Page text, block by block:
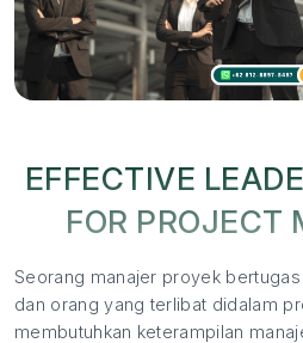
EFFECTIVE
FOR PROJECT
Seorang manajer proyek
dan orang yang terlibat didalam
membutuhkan keterampilan